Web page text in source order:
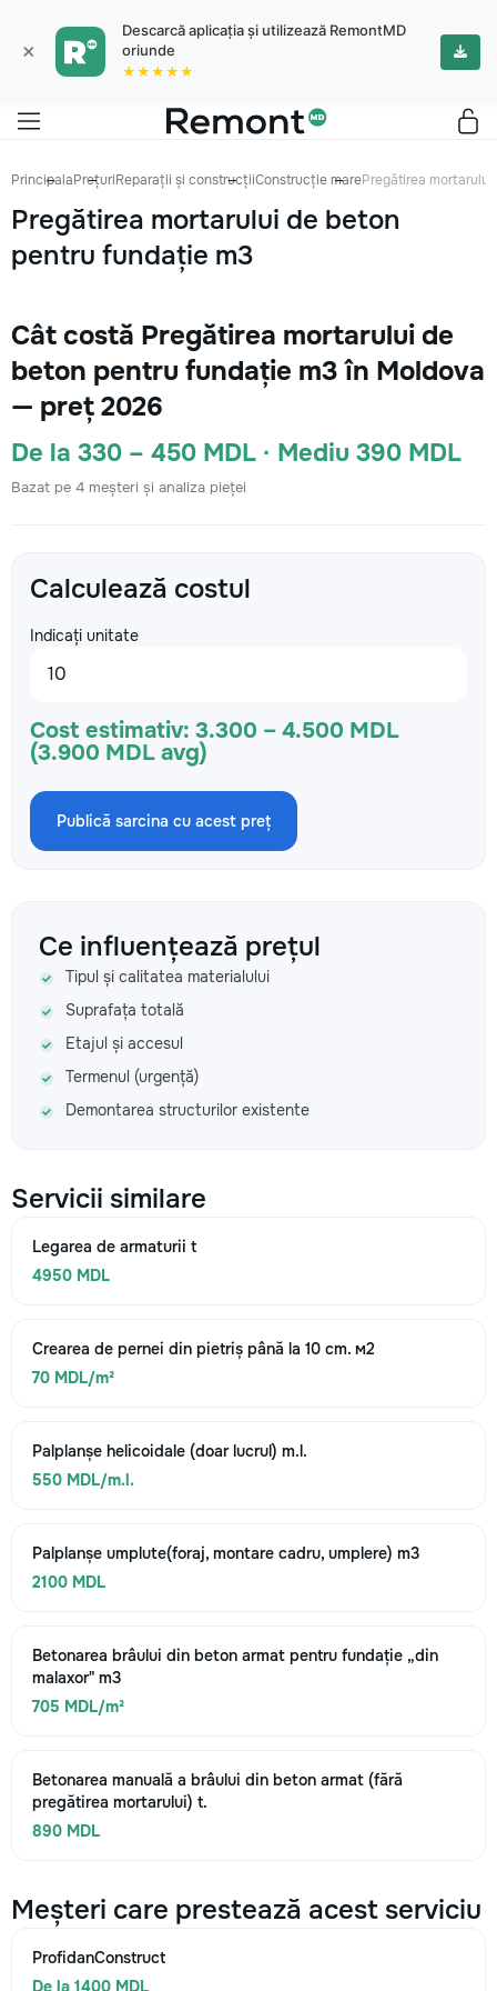
×
Descarcă aplicația și utilizează RemontMD
oriunde
★★★★★
PrincipalaPrețuriReparații și construcțiiConstrucție marePregătirea
Pregătirea mortarului de beton
pentru fundație m3
Cât costă Pregătirea mortarului de
beton pentru fundație m3 în Moldova
— preț 2026
De la 330 – 450 MDL · Mediu 390 MDL
Bazat pe 4 meșteri și analiza pieței
Calculează costul
Indicați unitate
Cost estimativ: 3.300 – 4.500 MDL
(3.900 MDL avg)
Publică sarcina cu acest preț
Ce influențează prețul
Tipul și calitatea materialului
Suprafața totală
Etajul și accesul
Termenul (urgență)
Demontarea structurilor existente
Servicii similare
Legarea de armaturii t
4950 MDL
Crearea de pernei din pietriș până la 10 cm. м2
70 MDL/m²
Palplanșe helicoidale (doar lucrul) m.l.
550 MDL/m.l.
Palplanșe umplute(foraj, montare cadru, umplere) m3
2100 MDL
Betonarea brâului din beton armat pentru fundație „din
malaxor" m3
705 MDL/m²
Betonarea manuală a brâului din beton armat (fără
pregătirea mortarului) t.
890 MDL
Meșteri care prestează acest serviciu
ProfidanConstruct
De la 1400 MDL